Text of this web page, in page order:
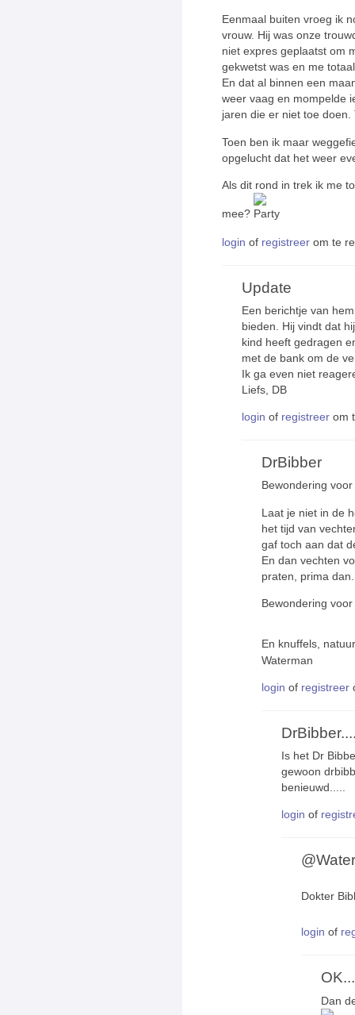
Eenmaal buiten vroeg ik
vrouw. Hij was onze
niet expres geplaatst om
gekwetst was en me
En dat al binnen een
weer vaag en mompelde
jaren die er niet toe doen.
Toen ben ik maar
opgelucht dat het weer
Als dit rond in trek ik me
mee?
login of registreer om te
Update
Een berichtje van
bieden. Hij vindt dat
kind heeft gedragen
met de bank om de
Ik ga even niet
Liefs, DB
login of registreer om
DrBibber
Bewondering
Laat je niet in de
het tijd van
gaf toch aan dat
En dan vechten
praten, prima
Bewondering
En knuffels,
Waterman
login of registreer
Is het Dr
gewoon
benieuwd.....
login of
Dokter
login of
Dan